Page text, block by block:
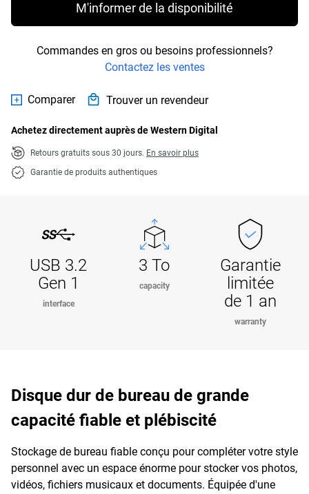
M'informer de la disponibilité
Commandes en gros ou besoins professionnels?
Contactez les ventes
Comparer Trouver un revendeur
Achetez directement auprès de Western Digital
Retours gratuits sous 30 jours. En savoir plus
Garantie de produits authentiques
USB 3.2
Gen 1
interface
3 To
capacity
Garantie
limitée
de 1 an
warranty
Disque dur de bureau de grande
capacité fiable et plébiscité
Stockage de bureau fiable conçu pour compléter votre style
personnel avec un espace énorme pour stocker vos photos,
vidéos, fichiers musicaux et documents. Équipée d'une